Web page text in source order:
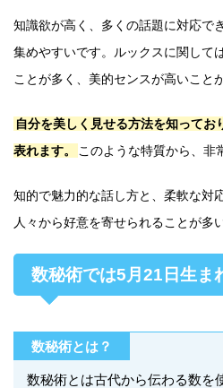
知識欲が高く、多くの話題に対応で
集めやすいです。ルックスに関して
ことが多く、美的センスが高いこと
自分を美しく見せる方法を知ってお
表れます。
このような特質から、非
知的で魅力的な話し方と、柔軟な対
人々から好意を寄せられることが多
数秘術では5月21日生ま
数秘術とは？
数秘術とは古代から伝わる数を